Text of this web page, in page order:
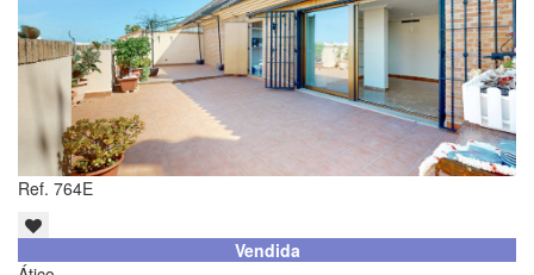
Ref. 764E
Vendida